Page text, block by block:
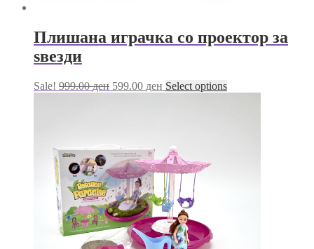
Плишана играчка со проектор за
ѕвезди
Sale! 999.00ден Original
599.00 ден Current
Select optionsThis